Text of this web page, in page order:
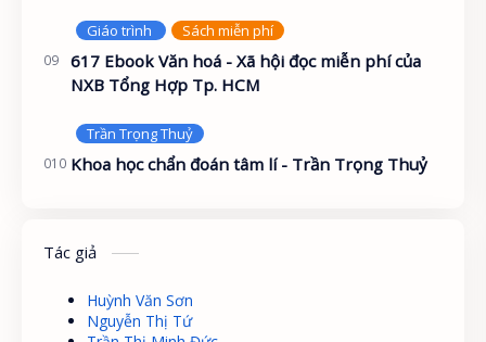
617 Ebook Văn hoá - Xã hội đọc miễn phí của
NXB Tổng Hợp Tp. HCM
Khoa học chẩn đoán tâm lí - Trần Trọng Thuỷ
Tác giả
Huỳnh Văn Sơn
Nguyễn Thị Tứ